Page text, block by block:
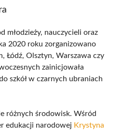
młodzieży, nauczycieli oraz
2020 roku zorganizowano
Łódź, Olsztyn, Warszawa czy
zainicjowała
szkół w czarnych ubraniach
różnych środowisk. Wśród
edukacji narodowej Krystyna